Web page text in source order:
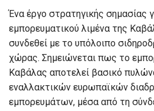
Ένα έργο στρατηγικής σημασίας
εμπορευματικού λιμένα της
συνδεθεί με το υπόλοιπο
χώρας. Σημειώνεται πως το
Καβάλας αποτελεί βασικό
εναλλακτικών ευρωπαϊκών
εμπορευμάτων, μέσα από τη